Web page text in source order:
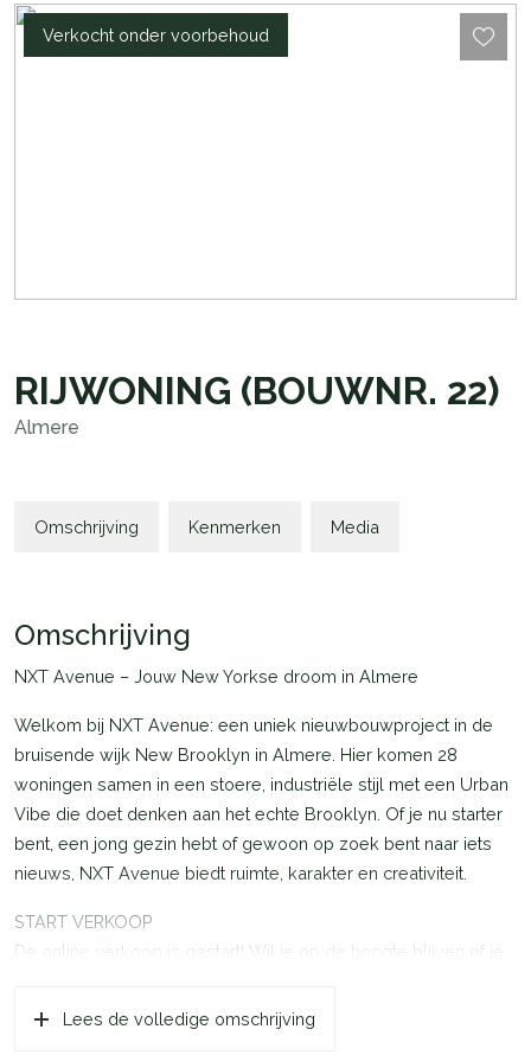
Verkocht onder voorbehoud
RIJWONING (BOUWNR. 22)
Almere
Omschrijving Kenmerken Media
Omschrijving
NXT Avenue – Jouw New Yorkse droom in Almere
Welkom bij NXT Avenue: een uniek nieuwbouwproject in de
bruisende wijk New Brooklyn in Almere. Hier komen 28
woningen samen in een stoere, industriële stijl met een Urban
Vibe die doet denken aan het echte Brooklyn. Of je nu starter
bent, een jong gezin hebt of gewoon op zoek bent naar iets
nieuws, NXT Avenue biedt ruimte, karakter en creativiteit.
START VERKOOP
De online verkoop is gestart! Wil je op de hoogte blijven of je
meld je aan! Het is nog mogelijk om in te schrijven tot en met
Lees de volledige omschrijving